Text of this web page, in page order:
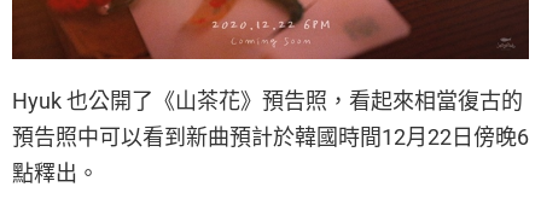
Hyuk 也公開了《山茶花》預告照，看起來相當復古的
預告照中可以看到新曲預計於韓國時間12月22日傍晚6
點釋出。